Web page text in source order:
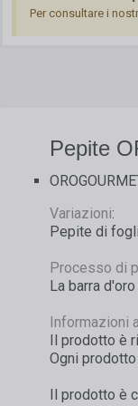
Per consultare i
Pepite
Variazioni:
Pepite di
Processo di
La barra
Informazioni
Il prodotto è
Ogni prodotto
Il prodotto è